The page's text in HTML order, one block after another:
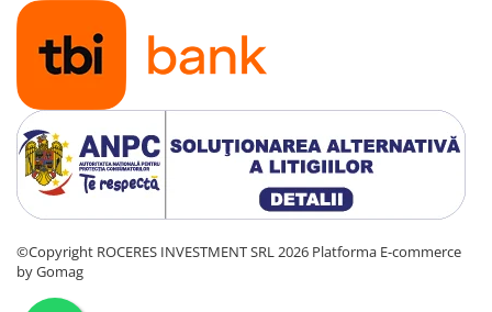
©Copyright ROCERES INVESTMENT SRL 2026 Platforma E-commerce
by Gomag